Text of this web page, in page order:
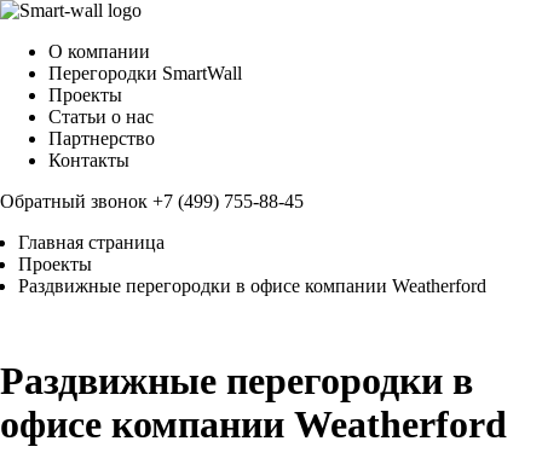
О компании
Перегородки SmartWall
Проекты
Статьи о нас
Партнерство
Контакты
Обратный звонок +7 (499) 755-88-45
Главная страница
Проекты
Раздвижные перегородки в офисе компании Weatherford
Раздвижные перегородки в
офисе компании Weatherford